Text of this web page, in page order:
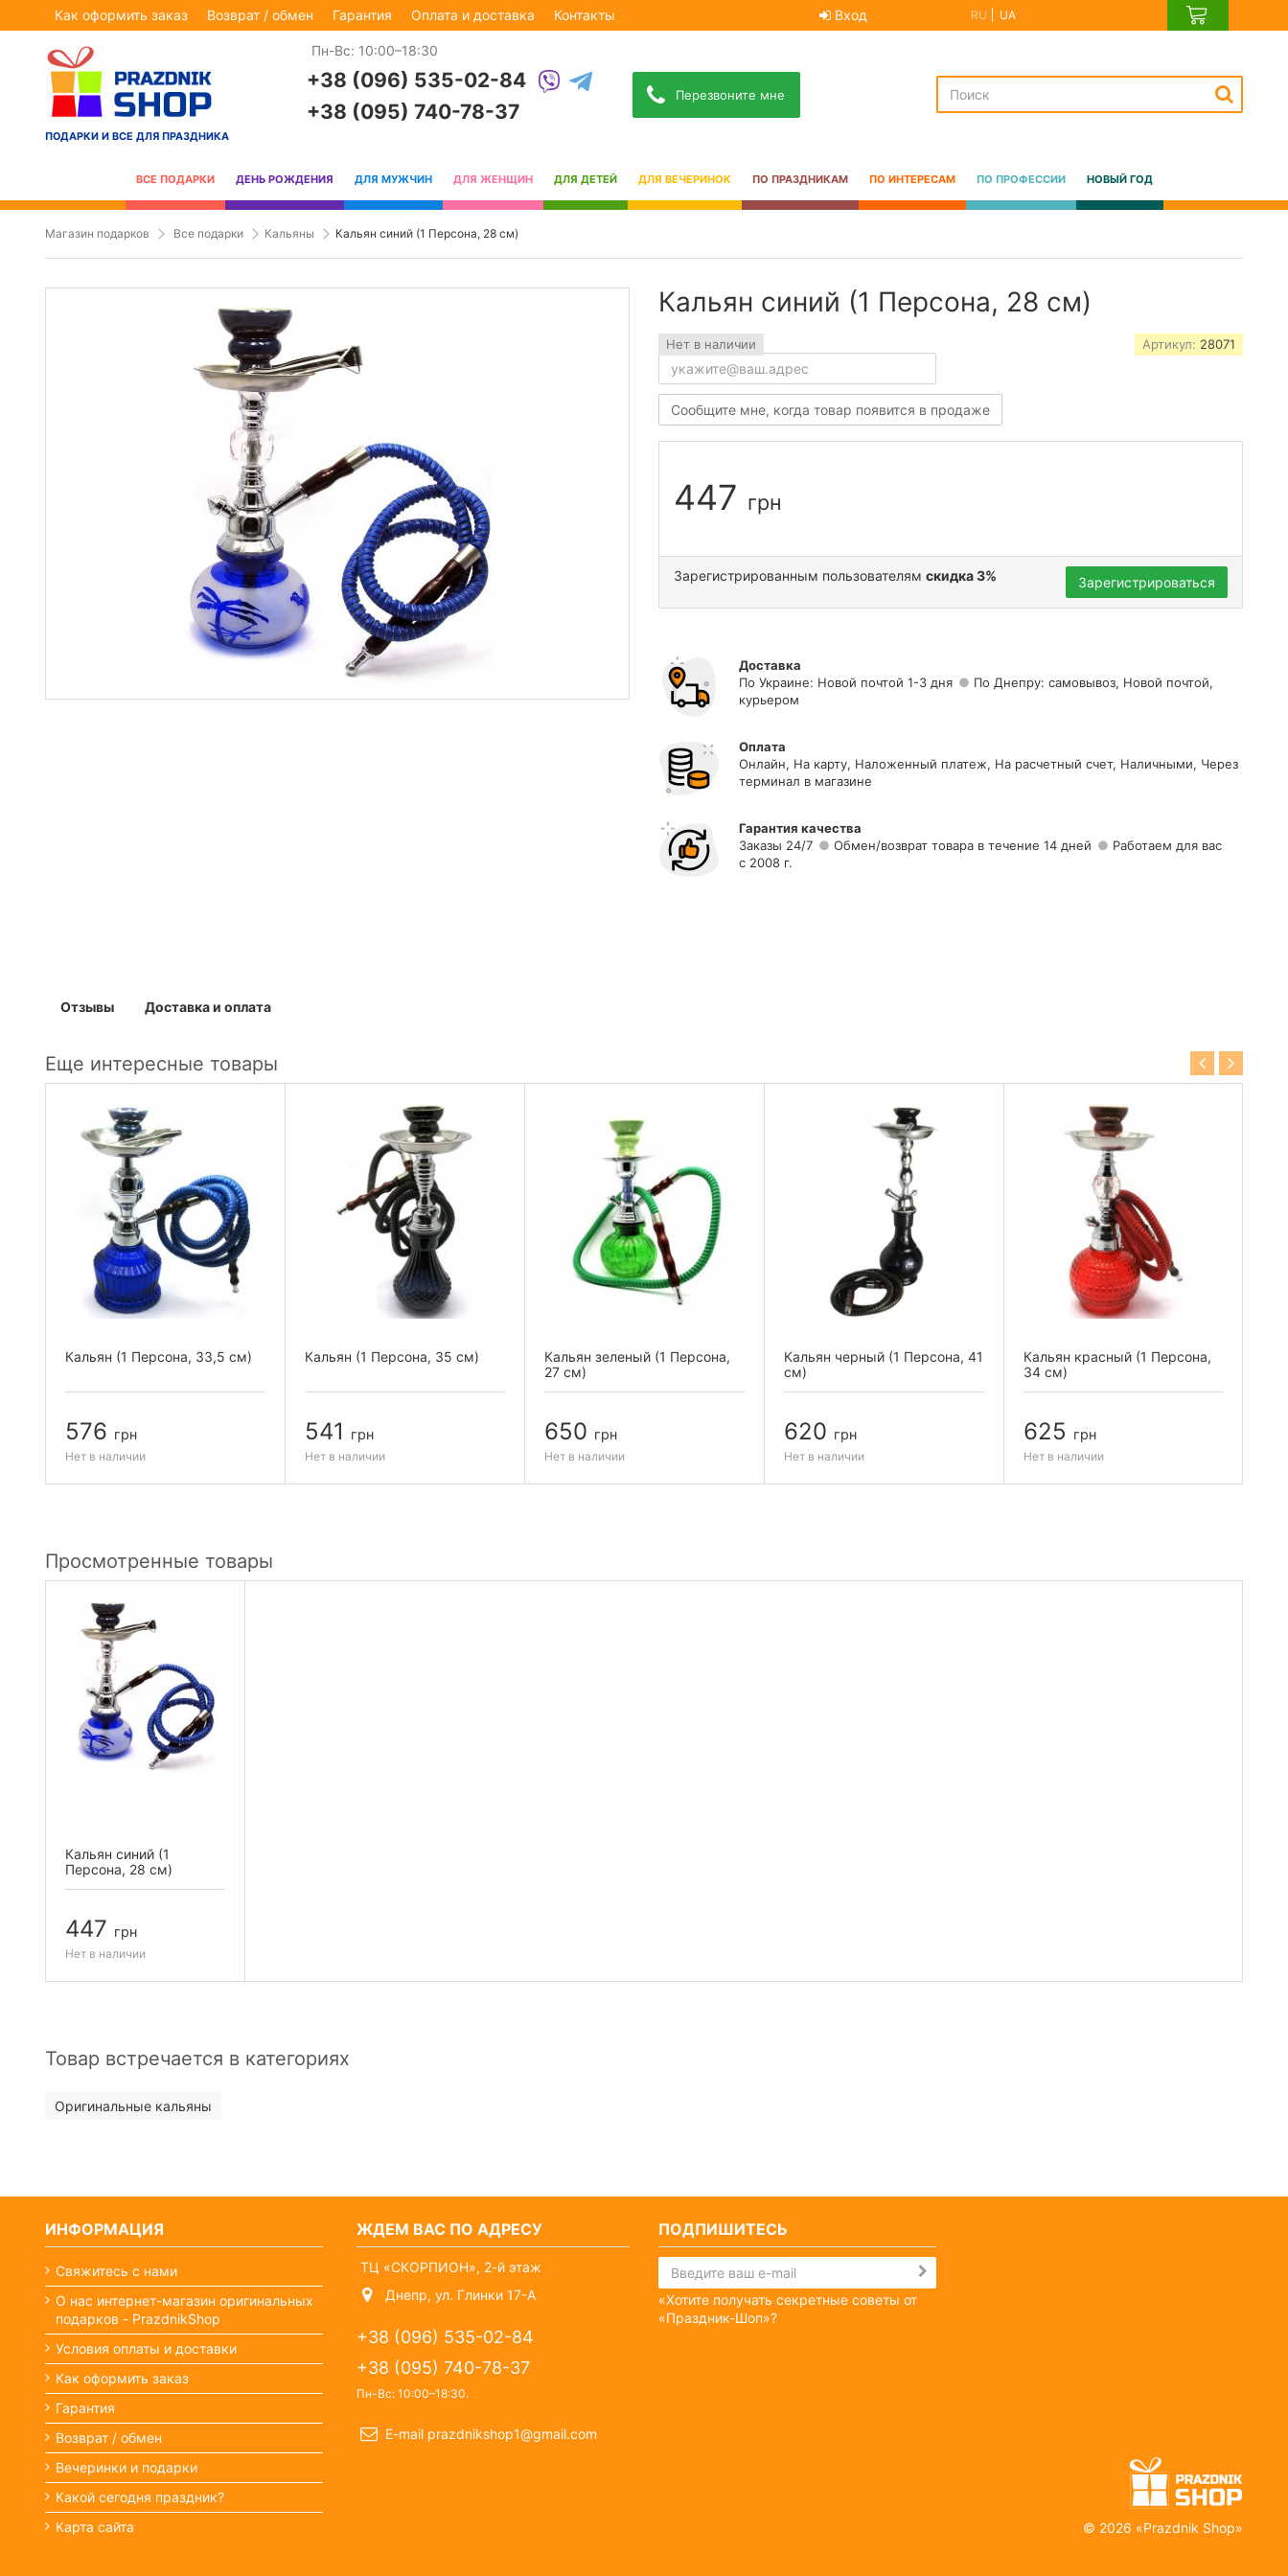
Как оформить заказ Возврат / обмен Гарантия Оплата и доставка Контакты Вход RU UA
ПОДАРКИ И ВСЕ ДЛЯ ПРАЗДНИКА
Пн-Вс: 10:00–18:30
+38 (096) 535-02-84
+38 (095) 740-78-37
Перезвоните мне
ВСЕ ПОДАРКИ ДЕНЬ РОЖДЕНИЯ ДЛЯ МУЖЧИН ДЛЯ ЖЕНЩИН ДЛЯ ДЕТЕЙ ДЛЯ ВЕЧЕРИНОК ПО ПРАЗДНИКАМ ПО ИНТЕРЕСАМ ПО ПРОФЕССИИ НОВЫЙ ГОД
Магазин подарков Все подарки Кальяны Кальян синий (1 Персона, 28 см)
Кальян синий (1 Персона, 28 см)
Нет в наличии
Сообщите мне, когда товар появится в продаже
Артикул: 28071
447 грн
Зарегистрированным пользователям скидка 3% Зарегистрироваться
Доставка
По Украине: Новой почтой 1-3 дня
По Днепру: самовывоз, Новой почтой,
курьером
Оплата
Онлайн, На карту, Наложенный платеж, На расчетный счет, Наличными, Через
терминал в магазине
Гарантия качества
Заказы 24/7
Обмен/возврат товара в течение 14 дней
Работаем для вас
с 2008 г.
Отзывы Доставка и оплата
Еще интересные товары
Кальян (1 Персона, 33,5 см)
576 грн
Нет в наличии
Кальян (1 Персона, 35 см)
541 грн
Нет в наличии
Кальян зеленый (1 Персона,
27 см)
650 грн
Нет в наличии
Кальян черный (1 Персона, 41
см)
620 грн
Нет в наличии
Кальян красный (1 Персона,
34 см)
625 грн
Нет в наличии
Просмотренные товары
Кальян синий (1
Персона, 28 см)
447 грн
Нет в наличии
Товар встречается в категориях
Оригинальные кальяны
ИНФОРМАЦИЯ
Свяжитесь с нами
О нас интернет-магазин оригинальных
подарков - PrazdnikShop
Условия оплаты и доставки
Как оформить заказ
Гарантия
Возврат / обмен
Вечеринки и подарки
Какой сегодня праздник?
Карта сайта
ЖДЕМ ВАС ПО АДРЕСУ
ТЦ «СКОРПИОН», 2-й этаж
Днепр, ул. Глинки 17-А
+38 (096) 535-02-84
+38 (095) 740-78-37
Пн-Вс: 10:00–18:30.
E-mail prazdnikshop1@gmail.com
ПОДПИШИТЕСЬ
«Хотите получать секретные советы от
«Праздник-Шоп»?
© 2026 «Prazdnik Shop»